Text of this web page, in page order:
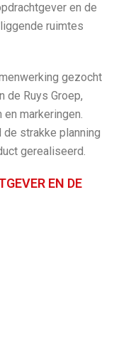
en de
ruimtes
gezocht
de Ruys Groep,
markeringen.
strakke planning
gerealiseerd.
EN DE